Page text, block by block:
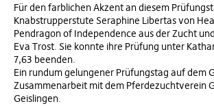
Für den farblichen Akzent an diesem
Knabstrupperstute Seraphine Libertas von
Pendragon of Independence aus der Zucht
Eva Trost. Sie konnte ihre Prüfung unter
7,63 beenden.
Ein rundum gelungener Prüfungstag auf dem
Zusammenarbeit mit dem Pferdezuchtverein
Geislingen.